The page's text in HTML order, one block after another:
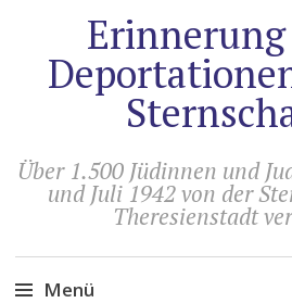
Erinnerung
Über 1.500 Jüdinnen und
und Juli 1942 von der
Theresienstadt
Menü